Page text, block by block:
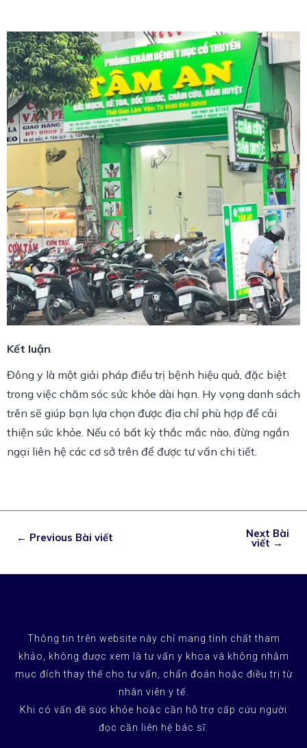
Kết luận
Đông y là một giải pháp điều trị bệnh hiệu quả, đặc biệt
trong việc chăm sóc sức khỏe dài hạn. Hy vọng danh sách
trên sẽ giúp bạn lựa chọn được địa chỉ phù hợp để cải
thiện sức khỏe. Nếu có bất kỳ thắc mắc nào, đừng ngần
ngại liên hệ các cơ sở trên để được tư vấn chi tiết.
← Previous Bài viết Next Bài
viết →
Thông tin trên website này chỉ mang tính chất tham
khảo, không được xem là tư vấn y khoa và không nhằm
mục đích thay thế cho tư vấn, chẩn đoán hoặc điều trị từ
nhân viên y tế.
Khi có vấn đề sức khỏe hoặc cần hỗ trợ cấp cứu người
đọc cần liên hệ bác sĩ.